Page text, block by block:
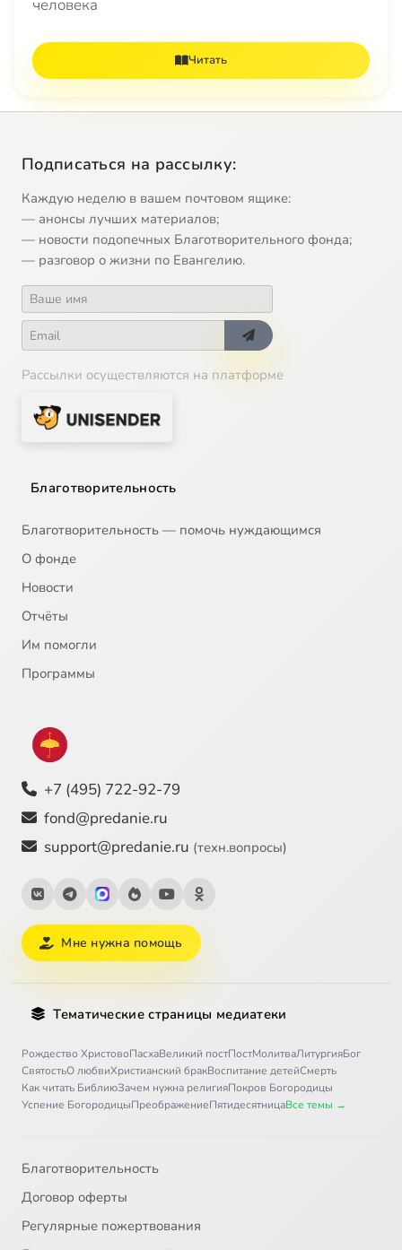
человека
Читать
Подписаться на рассылку:
Каждую неделю в вашем почтовом ящике:
— анонсы лучших материалов;
— новости подопечных Благотворительного фонда;
— разговор о жизни по Евангелию.
Рассылки осуществляются на платформе
Благотворительность
Благотворительность — помочь нуждающимся
О фонде
Новости
Отчёты
Им помогли
Программы
+7 (495) 722-92-79
fond@predanie.ru
support@predanie.ru (техн.вопросы)
Мне нужна помощь
Тематические страницы медиатеки
Рождество ХристовоПасхаВеликий постПостМолитваЛитургияБог
СвятостьО любвиХристианский бракВоспитание детейСмерть
Как читать БиблиюЗачем нужна религияПокров Богородицы
Успение БогородицыПреображениеПятидесятницаВсе темы →
Благотворительность
Договор оферты
Регулярные пожертвования